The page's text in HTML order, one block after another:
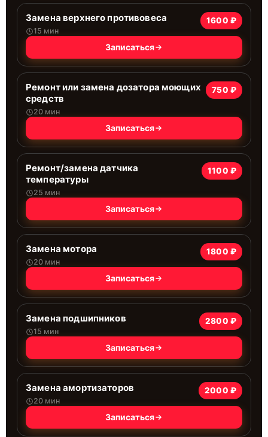
Замена верхнего противовеса
15 мин
1600 ₽
Записаться
Ремонт или замена дозатора моющих
средств
20 мин
750 ₽
Записаться
Ремонт/замена датчика
температуры
25 мин
1100 ₽
Записаться
Замена мотора
20 мин
1800 ₽
Записаться
Замена подшипников
15 мин
2800 ₽
Записаться
Замена амортизаторов
20 мин
2000 ₽
Записаться